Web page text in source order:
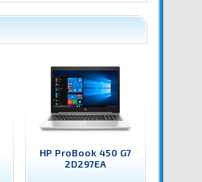
HP ProBook 450 G7
2D297EA